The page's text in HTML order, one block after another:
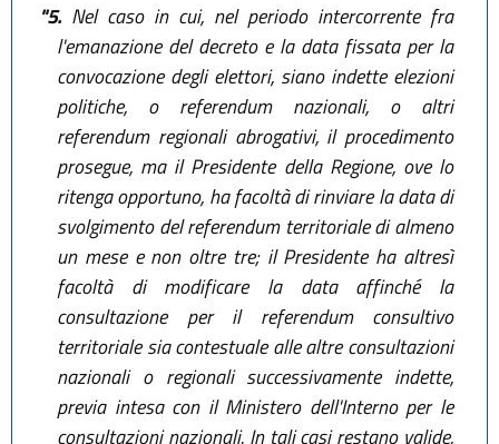
"5.Nel caso in cui, nel periodo intercorrente fra
l'emanazione del decreto e la data fissata per la
convocazione degli elettori, siano indette elezioni
politiche, o referendum nazionali, o altri
referendum regionali abrogativi, il procedimento
prosegue, ma il Presidente della Regione, ove lo
ritenga opportuno, ha facoltà di rinviare la data di
svolgimento del referendum territoriale di almeno
un mese e non oltre tre; il Presidente ha altresì
facoltà di modificare la data affinché la
consultazione per il referendum consultivo
territoriale sia contestuale alle altre consultazioni
nazionali o regionali successivamente indette,
previa intesa con il Ministero dell'Interno per le
consultazioni nazionali. In tali casi restano valide,